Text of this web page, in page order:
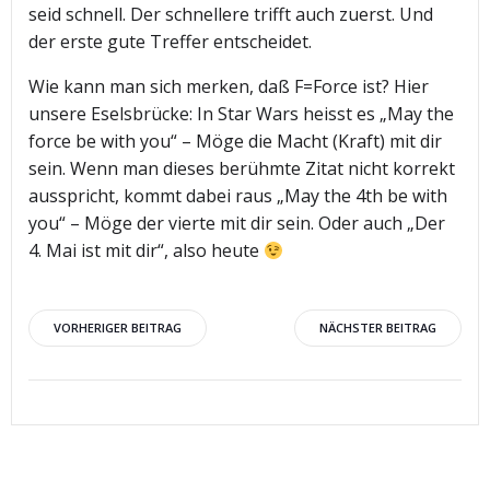
seid schnell. Der schnellere trifft auch zuerst. Und
der erste gute Treffer entscheidet.
Wie kann man sich merken, daß F=Force ist? Hier
unsere Eselsbrücke: In Star Wars heisst es „May the
force be with you“ – Möge die Macht (Kraft) mit dir
sein. Wenn man dieses berühmte Zitat nicht korrekt
ausspricht, kommt dabei raus „May the 4th be with
you“ – Möge der vierte mit dir sein. Oder auch „Der
4. Mai ist mit dir“, also heute
Beitragsnavigation
VORHERIGER BEITRAG NÄCHSTER BEITRAG